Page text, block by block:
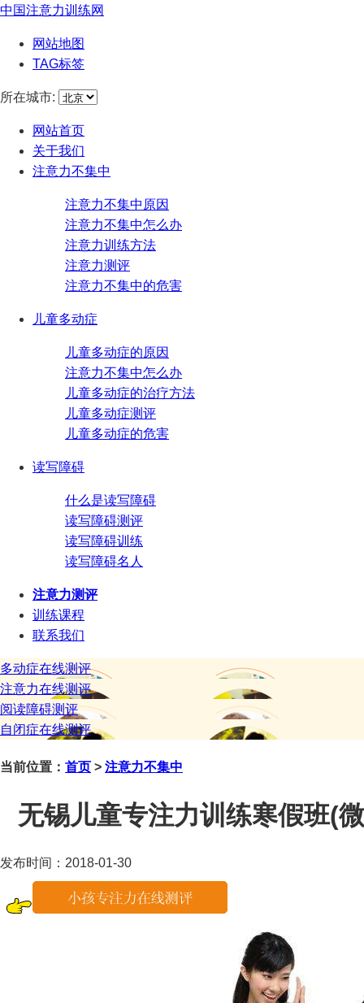
中国注意力训练网
网站地图
TAG标签
所在城市:
网站首页
关于我们
注意力不集中
注意力不集中原因
注意力不集中怎么办
注意力训练方法
注意力测评
注意力不集中的危害
儿童多动症
儿童多动症的原因
注意力不集中怎么办
儿童多动症的治疗方法
儿童多动症测评
儿童多动症的危害
读写障碍
什么是读写障碍
读写障碍测评
读写障碍训练
读写障碍名人
注意力测评
训练课程
联系我们
多动症在线测评
注意力在线测评
阅读障碍测评
自闭症在线测评
当前位置： 首页 > 注意力不集中
无锡儿童专注力训练寒假班(
发布时间：2018-01-30